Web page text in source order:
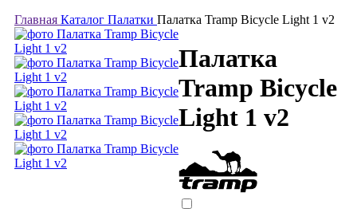
Главная Каталог Палатки Палатка Tramp Bicycle Light 1 v2
Палатка
Tramp Bicycle
Light 1 v2